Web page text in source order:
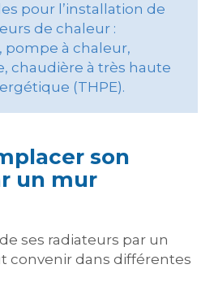
pour l’installation de
de chaleur :
pompe à chaleur,
chaudière à très haute
(THPE).
son
un mur
ses radiateurs par un
convenir dans différentes